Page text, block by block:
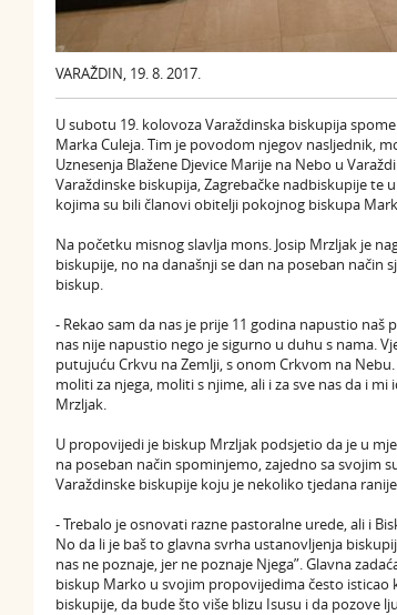
VARAŽDIN, 19. 8. 2017.
U subotu 19. kolovoza Varaždinska biskupija
Marka Culeja. Tim je povodom njegov nasljednik,
Uznesenja Blažene Djevice Marije na Nebo u
Varaždinske biskupija, Zagrebačke nadbiskupije
kojima su bili članovi obitelji pokojnog biskupa
Na početku misnog slavlja mons. Josip Mrzljak je
biskupije, no na današnji se dan na poseban način
biskup.
- Rekao sam da nas je prije 11 godina napustio
nas nije napustio nego je sigurno u duhu s nama.
putujuću Crkvu na Zemlji, s onom Crkvom na
moliti za njega, moliti s njime, ali i za sve nas da i
Mrzljak.
U propovijedi je biskup Mrzljak podsjetio da je u
na poseban način spominjemo, zajedno sa svojim
Varaždinske biskupije koju je nekoliko tjedana
- Trebalo je osnovati razne pastoralne urede, ali i
No da li je baš to glavna svrha ustanovljenja
nas ne poznaje, jer ne poznaje Njega”. Glavna
biskup Marko u svojim propovijedima često isticao
biskupije, da bude što više blizu Isusu i da pozove